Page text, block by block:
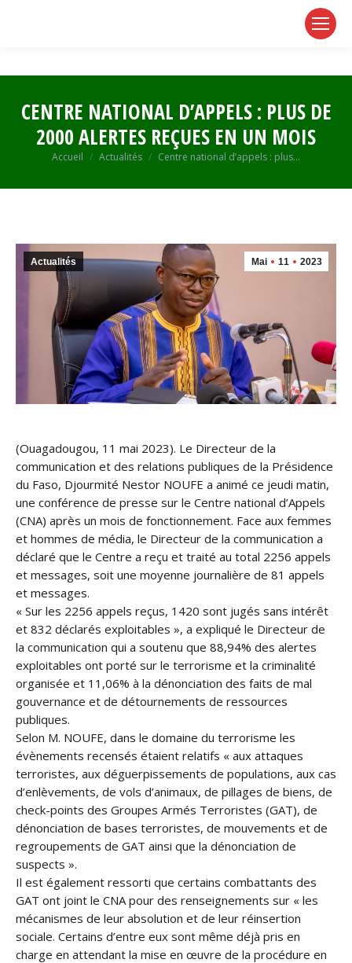
CENTRE NATIONAL D’APPELS : PLUS DE
2000 ALERTES REÇUES EN UN MOIS
Vous êtes ici :
Accueil Actualités Centre national d’appels : plus…
Mai 11 2023
Actualités
(Ouagadougou, 11 mai 2023). Le Directeur de la
communication et des relations publiques de la Présidence
du Faso, Djourmité Nestor NOUFE a animé ce jeudi matin,
une conférence de presse sur le Centre national d’Appels
(CNA) après un mois de fonctionnement. Face aux femmes
et hommes de média, le Directeur de la communication a
déclaré que le Centre a reçu et traité au total 2256 appels
et messages, soit une moyenne journalière de 81 appels
et messages.
« Sur les 2256 appels reçus, 1420 sont jugés sans intérêt
et 832 déclarés exploitables », a expliqué le Directeur de
la communication qui a soutenu que 88,94% des alertes
exploitables ont porté sur le terrorisme et la criminalité
organisée et 11,06% à la dénonciation des faits de mal
gouvernance et de détournements de ressources
publiques.
Selon M. NOUFE, dans le domaine du terrorisme les
évènements recensés étaient relatifs « aux attaques
terroristes, aux déguerpissements de populations, aux cas
d’enlèvements, de vols d’animaux, de pillages de biens, de
check-points des Groupes Armés Terroristes (GAT), de
dénonciation de bases terroristes, de mouvements et de
regroupements de GAT ainsi que la dénonciation de
suspects ».
Il est également ressorti que certains combattants des
GAT ont joint le CNA pour des renseignements sur « les
mécanismes de leur absolution et de leur réinsertion
sociale. Certains d’entre eux sont même déjà pris en
charge en attendant la mise en œuvre de la procédure en